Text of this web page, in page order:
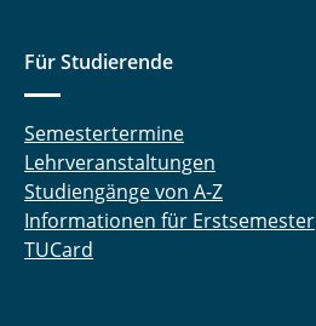
Für Studierende
Semestertermine
Lehrveranstaltungen
Studiengänge von A-Z
Informationen für Erstsemester
TUCard